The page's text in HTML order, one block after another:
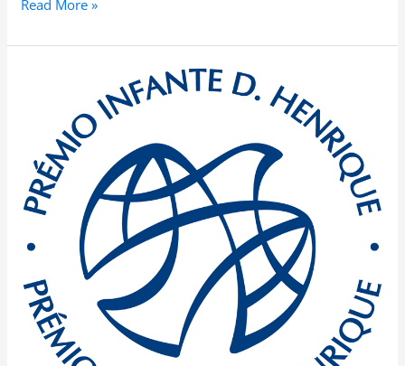
Read More »
2022/2023
Prémio
Infante
D.